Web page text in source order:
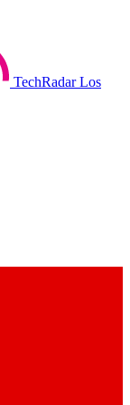
TechRadar Los